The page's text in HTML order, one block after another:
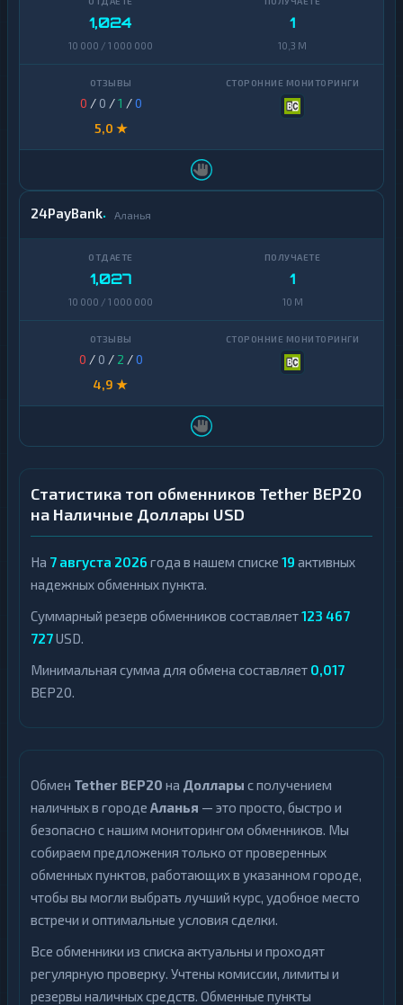
1,024
10 000 / 1 000 000
1
10,3 M
0 / 0 /1 /0
5,0 ★
24PayBank Аланья
1,027
10 000 / 1 000 000
1
10 M
0 / 0 / 2 /0
4,9 ★
Статистика топ обменников Tether BEP20
на Наличные Доллары USD
На 7 августа 2026 года в нашем списке 19 активных
надежных обменных пункта.
Суммарный резерв обменников составляет123 467
727USD.
Минимальная сумма для обмена составляет 0,017
BEP20.
Обмен Tether BEP20 на Доллары с получением
наличных в городе Аланья — это просто, быстро и
безопасно с нашим мониторингом обменников. Мы
собираем предложения только от проверенных
обменных пунктов, работающих в указанном городе,
чтобы вы могли выбрать лучший курс, удобное место
встречи и оптимальные условия сделки.
Все обменники из списка актуальны и проходят
регулярную проверку. Учтены комиссии, лимиты и
резервы наличных средств. Обменные пункты